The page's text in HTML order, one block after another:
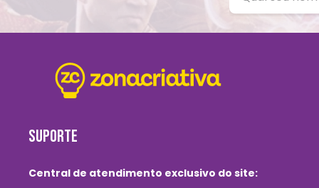
SUPORTE
Central de atendimento exclusivo do site: